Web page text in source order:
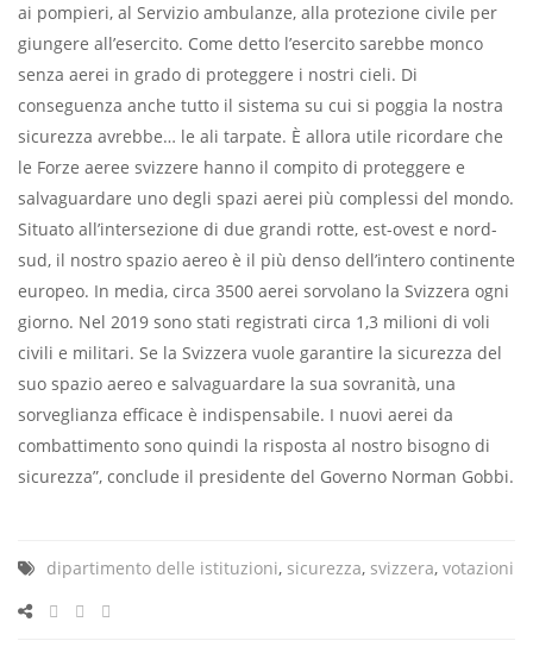
ai pompieri, al Servizio ambulanze, alla protezione civile per
giungere all’esercito. Come detto l’esercito sarebbe monco
senza aerei in grado di proteggere i nostri cieli. Di
conseguenza anche tutto il sistema su cui si poggia la nostra
sicurezza avrebbe… le ali tarpate. È allora utile ricordare che
le Forze aeree svizzere hanno il compito di proteggere e
salvaguardare uno degli spazi aerei più complessi del mondo.
Situato all’intersezione di due grandi rotte, est-ovest e nord-
sud, il nostro spazio aereo è il più denso dell’intero continente
europeo. In media, circa 3500 aerei sorvolano la Svizzera ogni
giorno. Nel 2019 sono stati registrati circa 1,3 milioni di voli
civili e militari. Se la Svizzera vuole garantire la sicurezza del
suo spazio aereo e salvaguardare la sua sovranità, una
sorveglianza efficace è indispensabile. I nuovi aerei da
combattimento sono quindi la risposta al nostro bisogno di
sicurezza”, conclude il presidente del Governo Norman Gobbi.
dipartimento delle istituzioni, sicurezza, svizzera, votazioni